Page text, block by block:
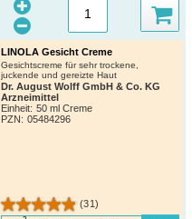
LINOLA Gesicht Creme
Gesichtscreme für sehr trockene,
juckende und gereizte Haut
Dr. August Wolff GmbH & Co. KG
Arzneimittel
Einheit: 50 ml Creme
PZN: 05484296
(31)